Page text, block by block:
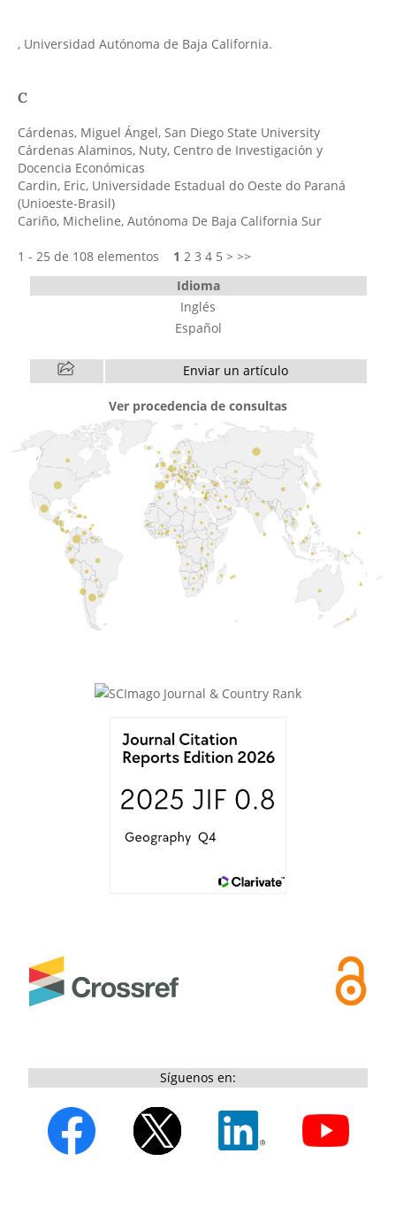
, Universidad Autónoma de Baja California.
C
Cárdenas, Miguel Ángel, San Diego State University
Cárdenas Alaminos, Nuty, Centro de Investigación y
Docencia Económicas
Cardin, Eric, Universidade Estadual do Oeste do Paraná
(Unioeste-Brasil)
Cariño, Micheline, Autónoma De Baja California Sur
1 - 25 de 108 elementos 1 2 3 4 5 > >>
Idioma
Inglés
Español
Enviar un artículo
Ver procedencia de consultas
Síguenos en: